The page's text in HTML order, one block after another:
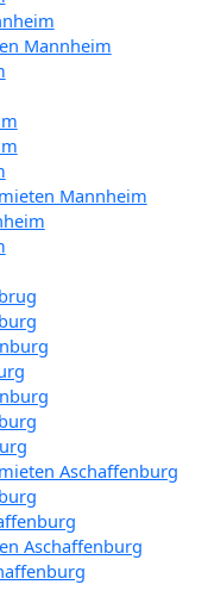
Mannheim
Mannheim
Aschaffenburg
Aschaffenburg